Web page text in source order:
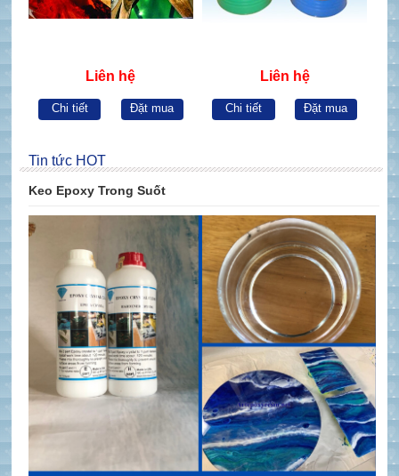
Liên hệ
Chi tiết Đặt mua
Liên hệ
Chi tiết Đặt mua
Tin tức HOT
Keo Epoxy Trong Suốt